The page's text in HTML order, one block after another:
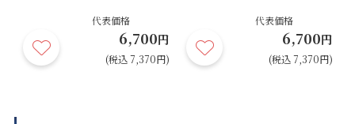
代表価格
6,700円
(税込 7,370円)
代表価格
6,700円
(税込 7,370円)